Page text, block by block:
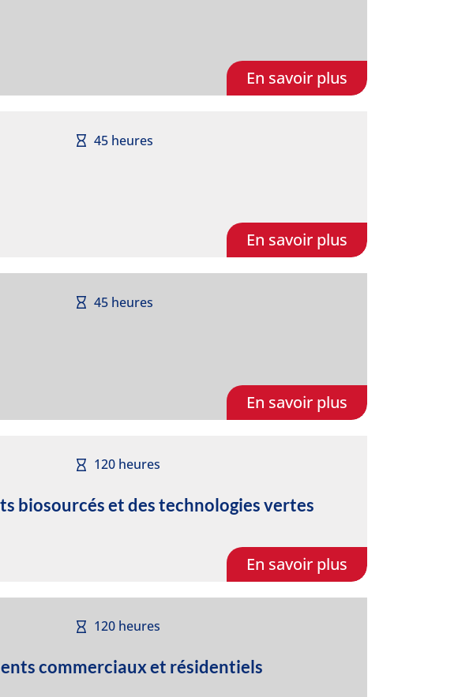
En savoir plus
45 heures
En savoir plus
45 heures
En savoir plus
120 heures
biosourcés et des technologies vertes
En savoir plus
120 heures
commerciaux et résidentiels